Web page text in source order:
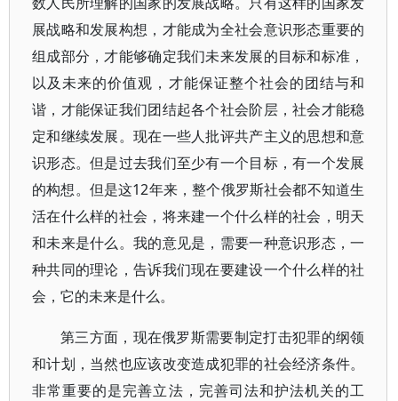
展战略和发展构想，才能成为全社会意识形态重要的
组成部分，才能够确定我们未来发展的目标和标准，
以及未来的价值观，才能保证整个社会的团结与和
谐，才能保证我们团结起各个社会阶层，社会才能稳
定和继续发展。现在一些人批评共产主义的思想和意
识形态。但是过去我们至少有一个目标，有一个发展
的构想。但是这12年来，整个俄罗斯社会都不知道生
活在什么样的社会，将来建一个什么样的社会，明天
和未来是什么。我的意见是，需要一种意识形态，一
种共同的理论，告诉我们现在要建设一个什么样的社
会，它的未来是什么。
第三方面，现在俄罗斯需要制定打击犯罪的纲领
和计划，当然也应该改变造成犯罪的社会经济条件。
非常重要的是完善立法，完善司法和护法机关的工